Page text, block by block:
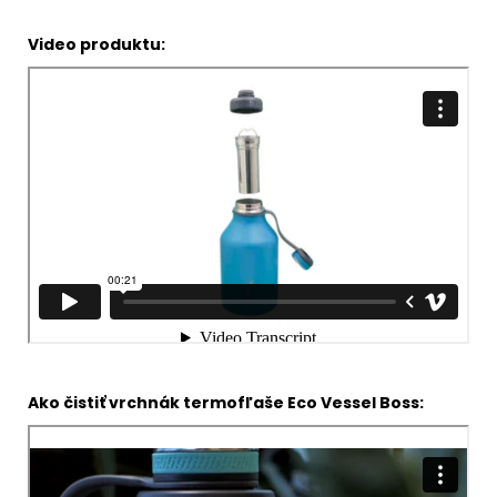
Video produktu:
Ako čistiť vrchnák termofľaše Eco Vessel Boss: